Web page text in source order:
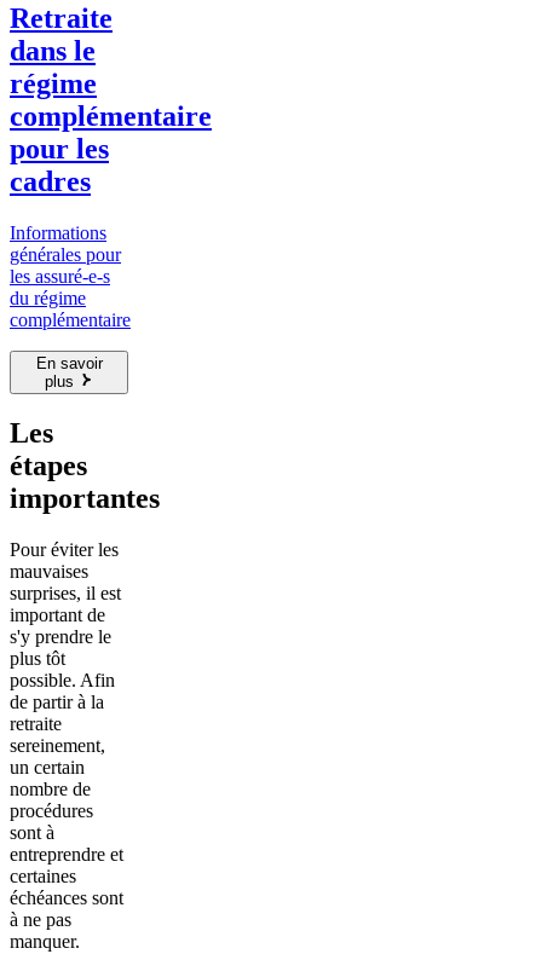
Retraite
dans le
régime
complémentaire
pour les
cadres
Informations
générales pour
les assuré-e-s
du régime
complémentaire
En savoir
plus
Les
étapes
importantes
Pour éviter les
mauvaises
surprises, il est
important de
s'y prendre le
plus tôt
possible. Afin
de partir à la
retraite
sereinement,
un certain
nombre de
procédures
sont à
entreprendre et
certaines
échéances sont
à ne pas
manquer.